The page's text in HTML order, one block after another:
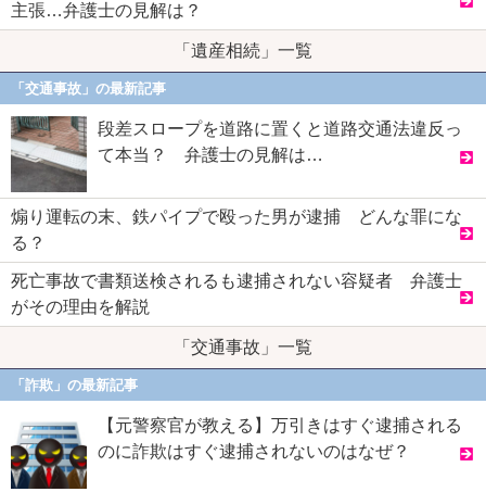
主張…弁護士の見解は？
「遺産相続」一覧
「交通事故」の最新記事
段差スロープを道路に置くと道路交通法違反っ
て本当？ 弁護士の見解は…
煽り運転の末、鉄パイプで殴った男が逮捕 どんな罪にな
る？
死亡事故で書類送検されるも逮捕されない容疑者 弁護士
がその理由を解説
「交通事故」一覧
「詐欺」の最新記事
【元警察官が教える】万引きはすぐ逮捕される
のに詐欺はすぐ逮捕されないのはなぜ？